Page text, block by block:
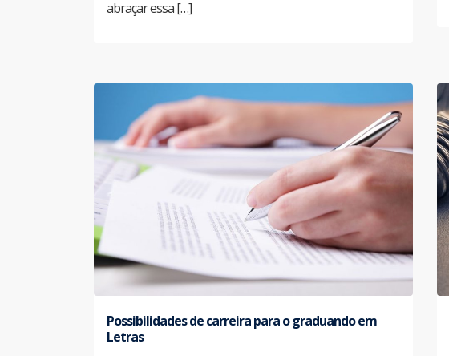
abraçar essa […]
Possibilidades de carreira para o graduando em
Letras